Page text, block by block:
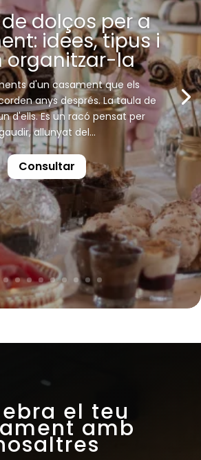
dolços per a
idees, tipus i
organitzar-la
d'un casament que els
anys després. La taula de
d'ells. Es un racó pensat per
allunyat del...
Consultar
el teu
amb